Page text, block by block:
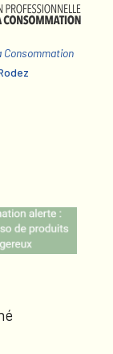
Consommation